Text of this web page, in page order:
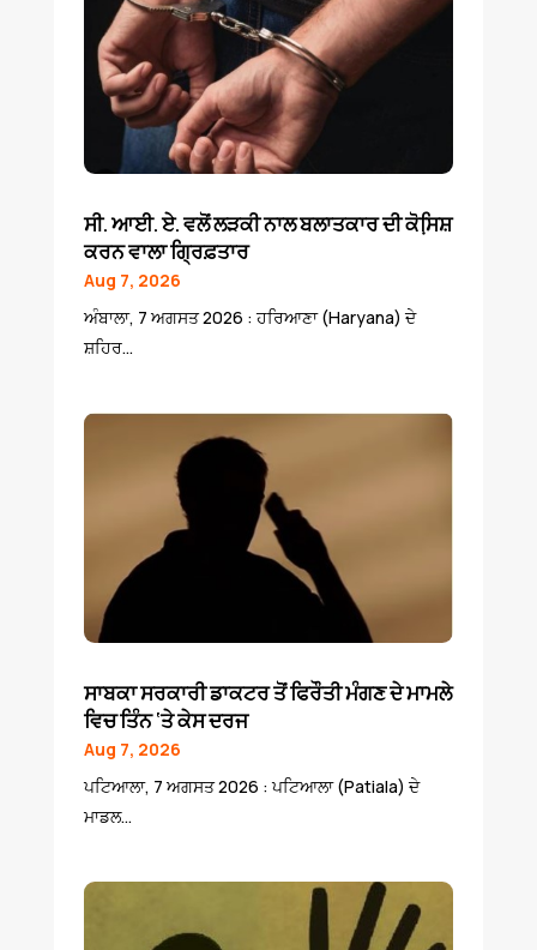
ਸੀ. ਆਈ. ਏ. ਵਲੋਂ ਲੜਕੀ ਨਾਲ ਬਲਾਤਕਾਰ ਦੀ ਕੋਸਿ਼ਸ਼
ਕਰਨ ਵਾਲਾ ਗ੍ਰਿਫ਼ਤਾਰ
Aug 7, 2026
ਅੰਬਾਲਾ, 7 ਅਗਸਤ 2026 : ਹਰਿਆਣਾ (Haryana) ਦੇ
ਸ਼ਹਿਰ...
ਸਾਬਕਾ ਸਰਕਾਰੀ ਡਾਕਟਰ ਤੋਂ ਫਿਰੌਤੀ ਮੰਗਣ ਦੇ ਮਾਮਲੇ
ਵਿਚ ਤਿੰਨ ‘ਤੇ ਕੇਸ ਦਰਜ
Aug 7, 2026
ਪਟਿਆਲਾ, 7 ਅਗਸਤ 2026 : ਪਟਿਆਲਾ (Patiala) ਦੇ
ਮਾਡਲ...